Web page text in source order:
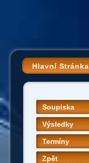
Hlavní Stránka
Soupiska
Výsledky
Termíny
Zpět